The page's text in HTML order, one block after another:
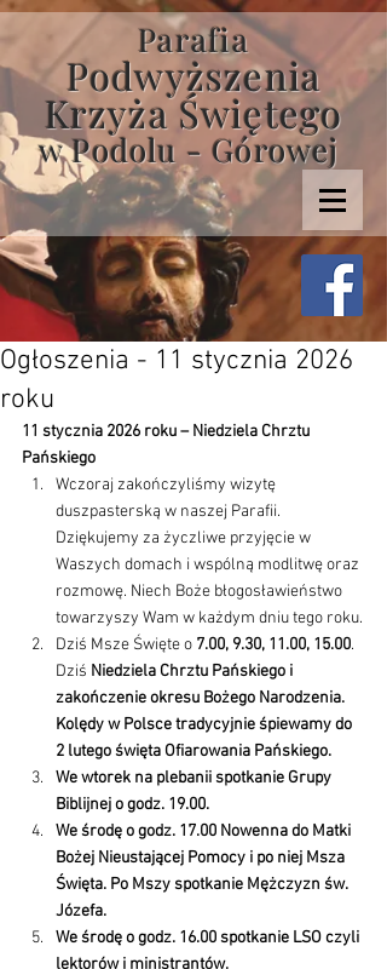
Parafia
Podwyższenia
Krzyża Świętego
w Podolu - Górowej
Ogłoszenia - 11 stycznia 2026
roku
11 stycznia 2026 roku – Niedziela Chrztu
Pańskiego
Wczoraj zakończyliśmy wizytę
duszpasterską w naszej Parafii.
Dziękujemy za życzliwe przyjęcie w
Waszych domach i wspólną modlitwę oraz
rozmowę. Niech Boże błogosławieństwo
towarzyszy Wam w każdym dniu tego roku.
Dziś Msze Święte o 7.00, 9.30, 11.00, 15.00.
Dziś Niedziela Chrztu Pańskiego i
zakończenie okresu Bożego Narodzenia.
Kolędy w Polsce tradycyjnie śpiewamy do
2 lutego święta Ofiarowania Pańskiego.
We wtorek na plebanii spotkanie Grupy
Biblijnej o godz. 19.00.
We środę o godz. 17.00 Nowenna do Matki
Bożej Nieustającej Pomocy i po niej Msza
Święta. Po Mszy spotkanie Mężczyzn św.
Józefa.
We środę o godz. 16.00 spotkanie LSO czyli
lektorów i ministrantów.